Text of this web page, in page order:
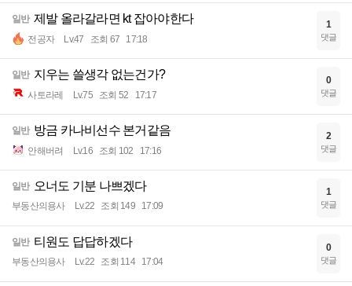
일반 제발 올라갈라면 kt 잡아야한다
전공자 Lv.47 조회 67 17:18
1
댓글
일반 지우는 쓸생각 없는건가?
사토라레 Lv.75 조회 52 17:17
0
댓글
일반 방금 카나비선수 본거같음
안해버려 Lv.16 조회 102 17:16
2
댓글
일반 오너도 기분 나쁘겠다
부동산의용사 Lv.22 조회 149 17:09
1
댓글
일반 티원도 답답하겠다
부동산의용사 Lv.22 조회 114 17:04
0
댓글